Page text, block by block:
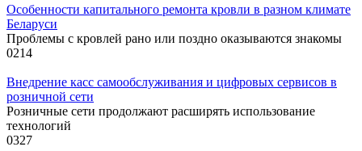
Особенности капитального ремонта кровли в разном климате
Беларуси
Проблемы с кровлей рано или поздно оказываются знакомы
0214
Внедрение касс самообслуживания и цифровых сервисов в
розничной сети
Розничные сети продолжают расширять использование
технологий
0327